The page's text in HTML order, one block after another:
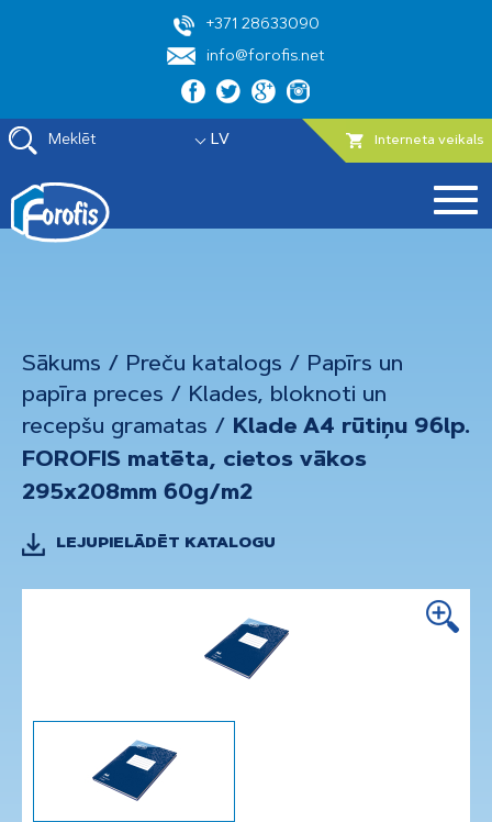
+371 28633090
info@forofis.net
Meklēt LV Interneta veikals
Sākums / Preču katalogs / Papīrs un
papīra preces / Klades, bloknoti un
recepšu gramatas / Klade A4 rūtiņu 96lp.
FOROFIS matēta, cietos vākos
295x208mm 60g/m2
LEJUPIELĀDĒT KATALOGU